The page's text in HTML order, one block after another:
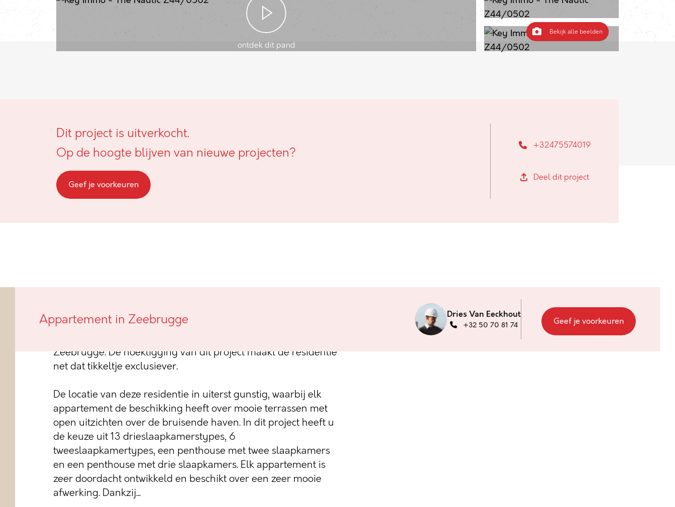
ontdek dit pand
Bekijk alle beelden
Dit project is uitverkocht.
Op de hoogte blijven van nieuwe projecten?
Geef je voorkeuren
+32475574019
Deel dit project
Appartement in Zeebrugge Dries Van Eeckhout
+32 50 70 81 74 Geef je voorkeuren
vissersboten te Zeebrugge, genaamd Z44 beschikt over 21
Zeebrugge. De hoekligging van dit project maakt de residentie
net dat tikkeltje exclusiever.
De locatie van deze residentie in uiterst gunstig, waarbij elk
appartement de beschikking heeft over mooie terrassen met
open uitzichten over de bruisende haven. In dit project heeft u
de keuze uit 13 drieslaapkamerstypes, 6
tweeslaapkamertypes, een penthouse met twee slaapkamers
en een penthouse met drie slaapkamers. Elk appartement is
zeer doordacht ontwikkeld en beschikt over een zeer mooie
afwerking. Dankzij...